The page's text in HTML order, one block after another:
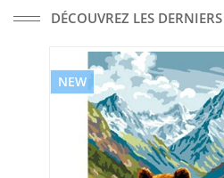
DÉCOUVREZ LES
NEW